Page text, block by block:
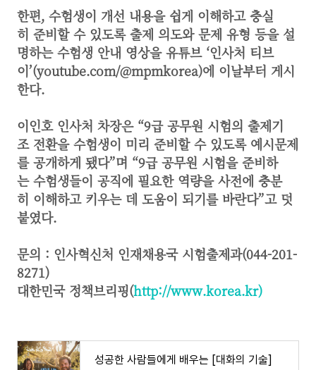
한편, 수험생이 개선 내용을 쉽게 이해하고 충실
히 준비할 수 있도록 출제 의도와 문제 유형 등을 설
명하는 수험생 안내 영상을 유튜브 ‘인사처 티브
이’(youtube.com/@mpmkorea)에 이날부터 게시
한다.
이인호 인사처 차장은 “9급 공무원 시험의 출제기
조 전환을 수험생이 미리 준비할 수 있도록 예시문제
를 공개하게 됐다”며 “9급 공무원 시험을 준비하
는 수험생들이 공직에 필요한 역량을 사전에 충분
히 이해하고 키우는 데 도움이 되기를 바란다”고 덧
붙였다.
문의 : 인사혁신처 인재채용국 시험출제과(044-201-
8271)
대한민국 정책브리핑(http://www.korea.kr)
성공한 사람들에게 배우는 [대화의 기술]